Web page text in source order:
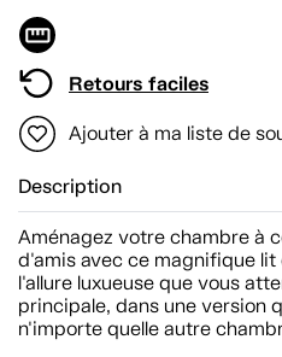
Retours faciles
Ajouter à ma liste de
Description
Aménagez votre chambre à
d'amis avec ce magnifique lit
l'allure luxueuse que vous
principale, dans une version
n'importe quelle autre